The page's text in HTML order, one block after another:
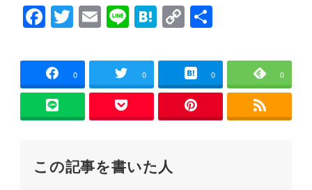
す
)
ウ
ィ
ン
き
ま
す
F
c
e
b
o
k
T
tt
er
E
ai
l
Li
e
H
e
n
C
p
y
Li
n
共
0 0 0 0
この記事を書いた人